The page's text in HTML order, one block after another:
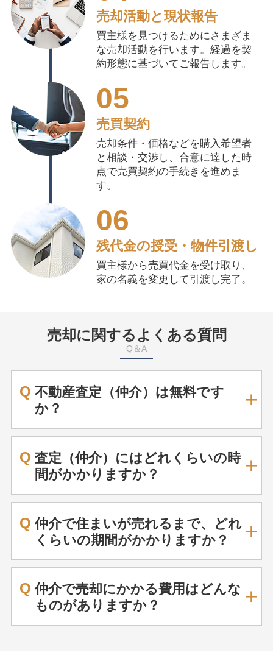
売却活動と現状報告
買主様を見つけるためにさまざま
な売却活動を行います。経過を契
約形態に基づいてご報告します。
05
売買契約
売却条件・価格などを購入希望者
と相談・交渉し、合意に達した時
点で売買契約の手続きを進めま
す。
06
残代金の授受・物件引渡し
買主様から売買代金を受け取り、
家の名義を変更して引渡し完了。
売却に関するよくある質問
Q＆A
Q 不動産査定（仲介）は無料です
か？
Q 査定（仲介）にはどれくらいの時
間がかかりますか？
Q 仲介で住まいが売れるまで、どれ
くらいの期間がかかりますか？
Q 仲介で売却にかかる費用はどんな
ものがありますか？